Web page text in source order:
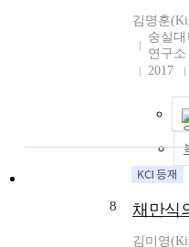
김명훈
숭실
연구소
2017
8 채만식
김미영